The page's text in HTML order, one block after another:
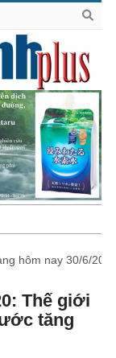
hôm nay 30/6/
Thế giới
tăng